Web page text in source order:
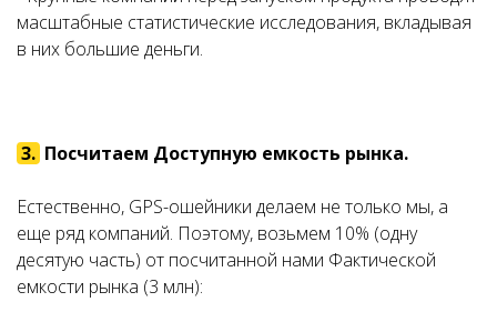
масштабные статистические исследования, вкладывая
в них большие деньги.
3. Посчитаем Доступную емкость рынка.
Естественно, GPS-ошейники делаем не только мы, а
еще ряд компаний. Поэтому, возьмем 10% (одну
десятую часть) от посчитанной нами Фактической
емкости рынка (3 млн):